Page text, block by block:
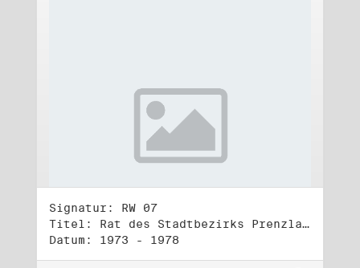
Signatur: RW 07
Titel: Rat des Stadtbezirks Prenzlauer Berg in Berlin
Datum: 1973 - 1978